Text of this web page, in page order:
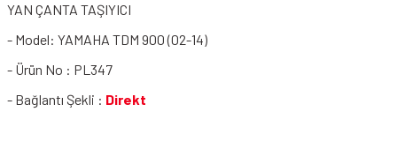
YAN ÇANTA TAŞIYICI
- Model: YAMAHA TDM 900 (02-14)
- Ürün No : PL347
- Bağlantı Şekli : Direkt